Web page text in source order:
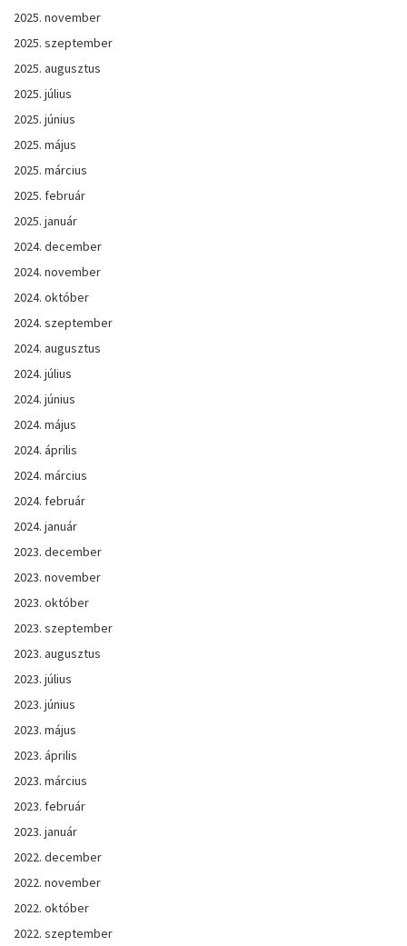
2025. november
2025. szeptember
2025. augusztus
2025. július
2025. június
2025. május
2025. március
2025. február
2025. január
2024. december
2024. november
2024. október
2024. szeptember
2024. augusztus
2024. július
2024. június
2024. május
2024. április
2024. március
2024. február
2024. január
2023. december
2023. november
2023. október
2023. szeptember
2023. augusztus
2023. július
2023. június
2023. május
2023. április
2023. március
2023. február
2023. január
2022. december
2022. november
2022. október
2022. szeptember